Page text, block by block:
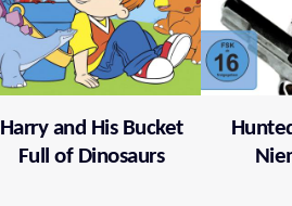
Harry and His Bucket
Full of Dinosaurs